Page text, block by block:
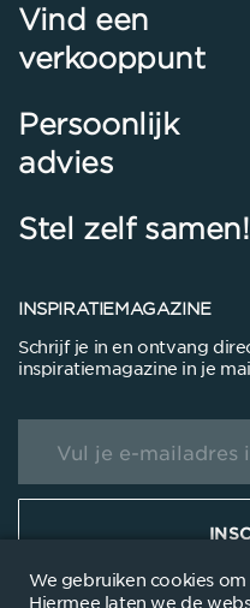
We gebruiken cookies
Hiermee laten we de
Vind een
verkooppunt
Persoonlijk
advies
Stel zelf samen!
INSPIRATIEMAGAZINE
Schrijf je in en ontvang
inspiratiemagazine in je